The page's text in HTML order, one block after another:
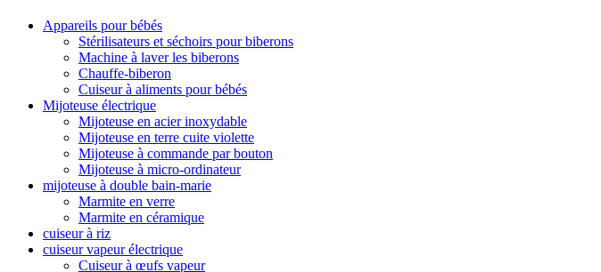
Appareils pour bébés
Stérilisateurs et séchoirs pour biberons
Machine à laver les biberons
Chauffe-biberon
Cuiseur à aliments pour bébés
Mijoteuse électrique
Mijoteuse en acier inoxydable
Mijoteuse en terre cuite violette
Mijoteuse à commande par bouton
Mijoteuse à micro-ordinateur
mijoteuse à double bain-marie
Marmite en verre
Marmite en céramique
cuiseur à riz
cuiseur vapeur électrique
Cuiseur à œufs vapeur